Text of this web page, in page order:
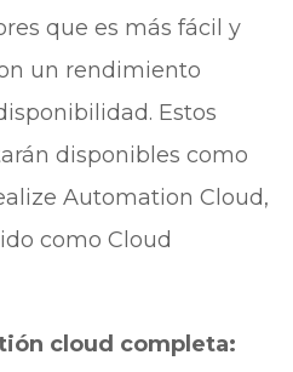
que es más fácil y
un rendimiento
Estos
disponibles como
Automation Cloud,
como Cloud
cloud completa: